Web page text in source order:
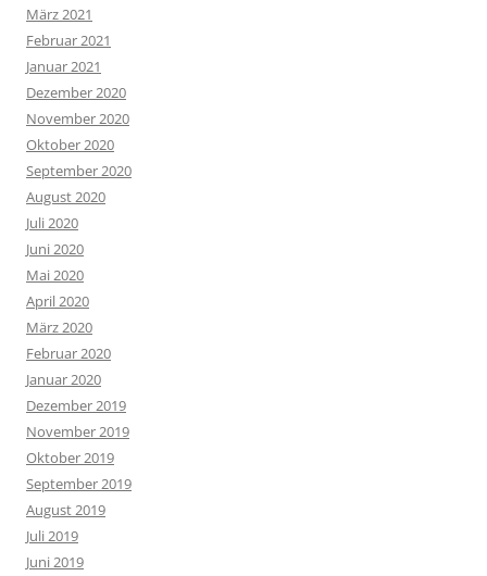
März 2021
Februar 2021
Januar 2021
Dezember 2020
November 2020
Oktober 2020
September 2020
August 2020
Juli 2020
Juni 2020
Mai 2020
April 2020
März 2020
Februar 2020
Januar 2020
Dezember 2019
November 2019
Oktober 2019
September 2019
August 2019
Juli 2019
Juni 2019